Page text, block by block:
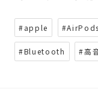
#apple #AirPods
#Bluetooth #高